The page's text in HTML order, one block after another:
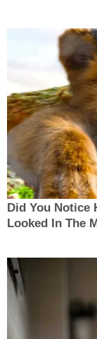
Did You Notice
Looked In The